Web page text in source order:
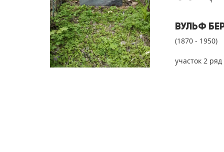
ВУЛЬФ
(1870 - 1950)
участок 2